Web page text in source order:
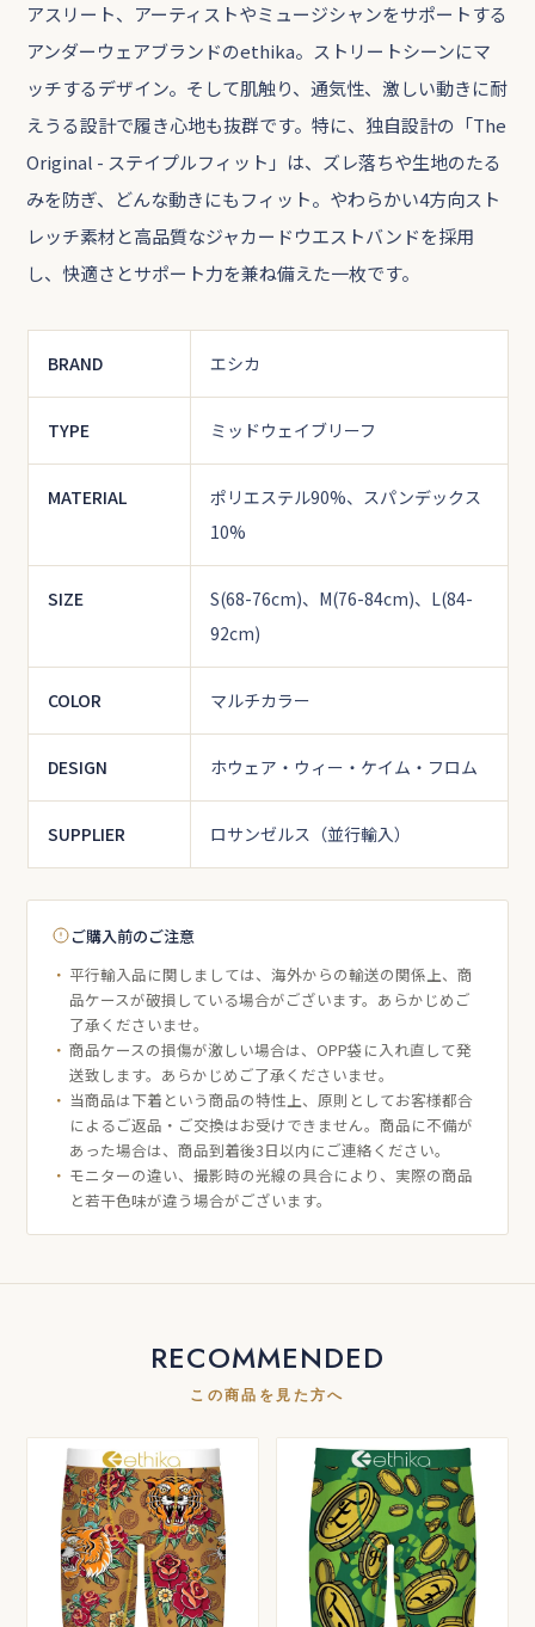
アスリート、アーティストやミュージシャンをサポートする
アンダーウェアブランドのethika。ストリートシーンにマ
ッチするデザイン。そして肌触り、通気性、激しい動きに耐
えうる設計で履き心地も抜群です。特に、独自設計の「The
Original - ステイプルフィット」は、ズレ落ちや生地のたる
みを防ぎ、どんな動きにもフィット。やわらかい4方向スト
レッチ素材と高品質なジャカードウエストバンドを採用
し、快適さとサポート力を兼ね備えた一枚です。
BRAND エシカ
TYPE ミッドウェイブリーフ
MATERIAL
ポリエステル90%、スパンデックス
10%
SIZE
S(68-76cm)、M(76-84cm)、L(84-
92cm)
COLOR マルチカラー
DESIGN ホウェア・ウィー・ケイム・フロム
SUPPLIER ロサンゼルス（並行輸入）
ご購入前のご注意
平行輸入品に関しましては、海外からの輸送の関係上、商
品ケースが破損している場合がございます。あらかじめご
了承くださいませ。
商品ケースの損傷が激しい場合は、OPP袋に入れ直して発
送致します。あらかじめご了承くださいませ。
当商品は下着という商品の特性上、原則としてお客様都合
によるご返品・ご交換はお受けできません。商品に不備が
あった場合は、商品到着後3日以内にご連絡ください。
モニターの違い、撮影時の光線の具合により、実際の商品
と若干色味が違う場合がございます。
RECOMMENDED
この商品を見た方へ